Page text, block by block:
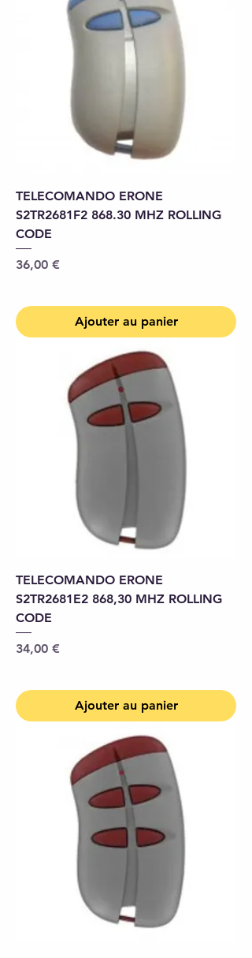
TELECOMANDO ERONE
S2TR2681F2 868.30 MHZ ROLLING
CODE
Prix
36,00 €
Ajouter au panier
TELECOMANDO ERONE
S2TR2681E2 868,30 MHZ ROLLING
CODE
Prix
34,00 €
Ajouter au panier